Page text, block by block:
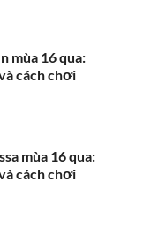
mùa 16 qua:
cách chơi
mùa 16 qua:
cách chơi